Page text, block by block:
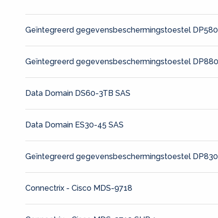
Geïntegreerd gegevensbeschermingstoestel
Geïntegreerd gegevensbeschermingstoestel
Data Domain DS60-3TB SAS
Data Domain ES30-45 SAS
Geïntegreerd gegevensbeschermingstoestel
Connectrix - Cisco MDS-9718